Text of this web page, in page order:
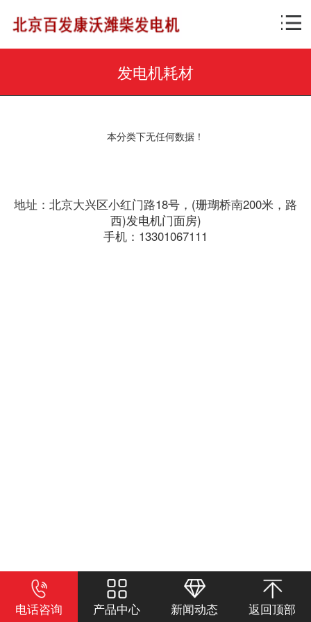
发电机耗材
本分类下无任何数据！
地址：北京大兴区小红门路18号，(珊瑚桥南200米，路
西)发电机门面房)
手机：13301067111
电话咨询 产品中心 新闻动态 返回顶部